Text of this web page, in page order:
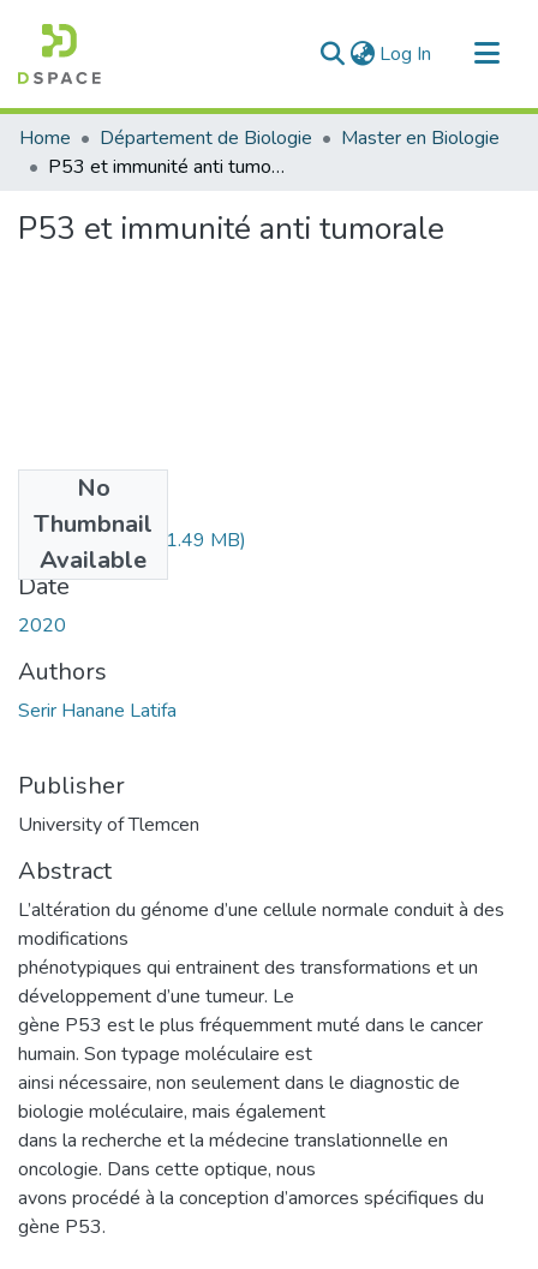
Log In (current)
Communities & Collections
All of DSpace
Home Département de Biologie
Master en Biologie
P53 et immunité anti tumorale
P53 et immunité anti tumorale
No
Thumbnail
Available
aribi_mourad.pdf (1.49 MB)
Date
2020
Authors
Serir Hanane Latifa
Publisher
University of Tlemcen
Abstract
L’altération du génome d’une cellule normale conduit à des
modifications
phénotypiques qui entrainent des transformations et un
développement d’une tumeur. Le
gène P53 est le plus fréquemment muté dans le cancer
humain. Son typage moléculaire est
ainsi nécessaire, non seulement dans le diagnostic de
biologie moléculaire, mais également
dans la recherche et la médecine translationnelle en
oncologie. Dans cette optique, nous
avons procédé à la conception d’amorces spécifiques du
gène P53.